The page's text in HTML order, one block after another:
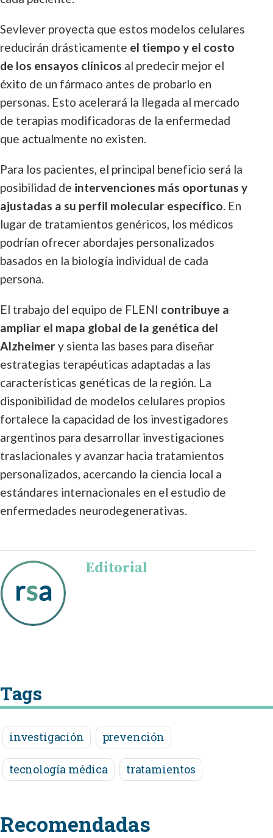
Sevlever proyecta que estos modelos celulares
reducirán drásticamente el tiempo y el costo
de los ensayos clínicos al predecir mejor el
éxito de un fármaco antes de probarlo en
personas. Esto acelerará la llegada al mercado
de terapias modificadoras de la enfermedad
que actualmente no existen.
Para los pacientes, el principal beneficio será la
posibilidad de intervenciones más oportunas y
ajustadas a su perfil molecular específico. En
lugar de tratamientos genéricos, los médicos
podrían ofrecer abordajes personalizados
basados en la biología individual de cada
persona.
El trabajo del equipo de FLENI contribuye a
ampliar el mapa global de la genética del
Alzheimery sienta las bases para diseñar
estrategias terapéuticas adaptadas a las
características genéticas de la región. La
disponibilidad de modelos celulares propios
fortalece la capacidad de los investigadores
argentinos para desarrollar investigaciones
traslacionales y avanzar hacia tratamientos
personalizados, acercando la ciencia local a
estándares internacionales en el estudio de
enfermedades neurodegenerativas.
Editorial
Tags
investigación prevención
tecnología médica tratamientos
Recomendadas